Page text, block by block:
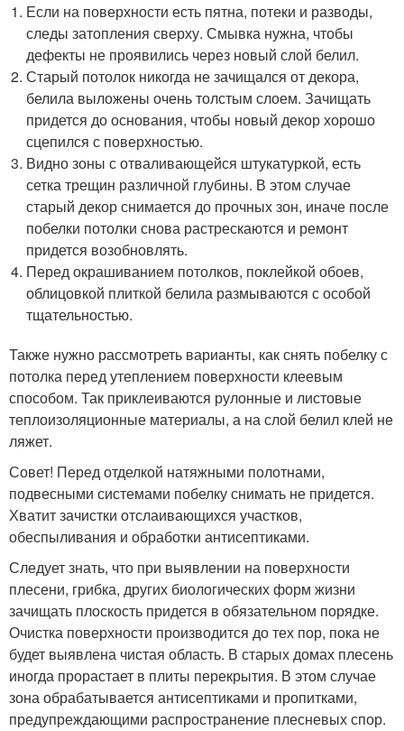
Если на поверхности есть пятна, потеки и разводы,
следы затопления сверху. Смывка нужна, чтобы
дефекты не проявились через новый слой белил.
Старый потолок никогда не зачищался от декора,
белила выложены очень толстым слоем. Зачищать
придется до основания, чтобы новый декор хорошо
сцепился с поверхностью.
Видно зоны с отваливающейся штукатуркой, есть
сетка трещин различной глубины. В этом случае
старый декор снимается до прочных зон, иначе после
побелки потолки снова растрескаются и ремонт
придется возобновлять.
Перед окрашиванием потолков, поклейкой обоев,
облицовкой плиткой белила размываются с особой
тщательностью.
Также нужно рассмотреть варианты, как снять побелку с
потолка перед утеплением поверхности клеевым
способом. Так приклеиваются рулонные и листовые
теплоизоляционные материалы, а на слой белил клей не
ляжет.
Совет! Перед отделкой натяжными полотнами,
подвесными системами побелку снимать не придется.
Хватит зачистки отслаивающихся участков,
обеспыливания и обработки антисептиками.
Следует знать, что при выявлении на поверхности
плесени, грибка, других биологических форм жизни
зачищать плоскость придется в обязательном порядке.
Очистка поверхности производится до тех пор, пока не
будет выявлена чистая область. В старых домах плесень
иногда прорастает в плиты перекрытия. В этом случае
зона обрабатывается антисептиками и пропитками,
предупреждающими распространение плесневых спор.